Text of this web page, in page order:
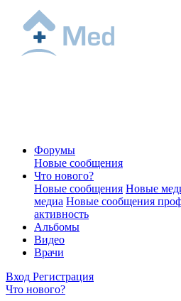
Форумы
Новые сообщения
Что нового?
Новые сообщения Новые
медиа Новые сообщения
активность
Альбомы
Видео
Врачи
Вход Регистрация
Что нового?